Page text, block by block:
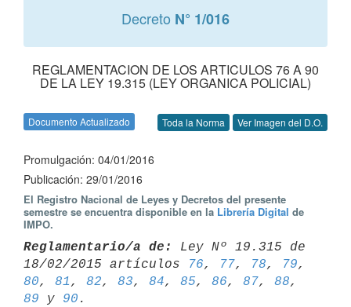
Decreto N° 1/016
REGLAMENTACION DE LOS ARTICULOS 76 A 90
DE LA LEY 19.315 (LEY ORGANICA POLICIAL)
Documento Actualizado Toda la Norma Ver Imagen del D.O.
Promulgación: 04/01/2016
Publicación: 29/01/2016
El Registro Nacional de Leyes y Decretos del presente
semestre se encuentra disponible en la Librería Digital de
IMPO.
Reglamentario/a de:
Ley Nº 19.315 de
18/02/2015 artículos
76, 77, 78, 79
80, 81 , 82, 83, 84, 85, 86, 87, 88
89 y 90